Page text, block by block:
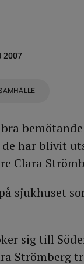
2007
har blivit
Clara
sjukhuset
sig till
Strömberg